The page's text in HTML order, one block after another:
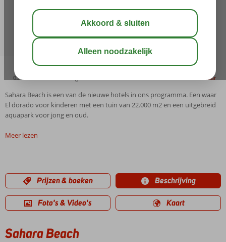
03:00 bewaar
Sahara Beach is een van de nieuwe hotels in ons programma. Een waar
El dorado voor kinderen met een tuin van 22.000 m2 en een uitgebreid
aquapark voor jong en oud.
Meer lezen
Prijzen & boeken Beschrijving
Foto's & Video's Kaart
Sahara Beach